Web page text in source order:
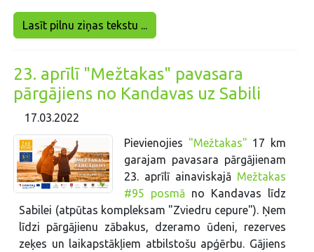
Lasīt pilnu ziņas tekstu ...
23. aprīlī "Mežtakas" pavasara
pārgājiens no Kandavas uz Sabili
17.03.2022
Pievienojies "Mežtakas" 17 km
garajam pavasara pārgājienam
23. aprīlī ainaviskajā Mežtakas
#95 posmāno Kandavas līdz
Sabilei (atpūtas kompleksam "Zviedru cepure"). Ņem
līdzi pārgājienu zābakus, dzeramo ūdeni, rezerves
zeķes un laikapstākļiem atbilstošu apģērbu. Gājiens